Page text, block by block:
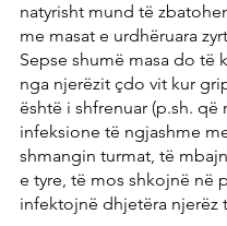
natyrisht mund të
me masat e urdhëruara
Sepse shumë masa do të
nga njerëzit çdo vit kur
është i shfrenuar (p.sh. që
infeksione të ngjashme
shmangin turmat, të
e tyre, të mos shkojnë në
infektojnë dhjetëra njerëz